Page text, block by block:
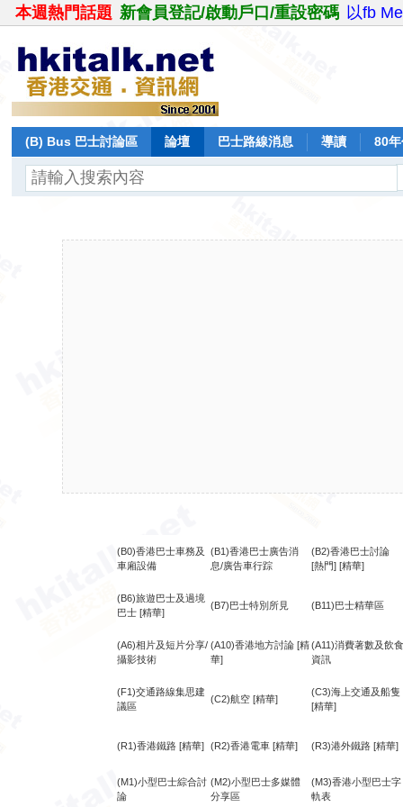
本週熱門話題 新會員登記/啟動戶口/重設密碼 以fb
(B) Bus 巴士討論區 論壇 巴士路線消息 導讀 80
(B0)香港巴士車務及
車廂設備
(B1)香港巴士廣告消
息/廣告車行踪
(B2)香港巴士討論
[熱門] [精華]
(B6)旅遊巴士及過境
巴士 [精華]
(B7)巴士特別所見 (B11)巴士精華區
(A6)相片及短片分享/
攝影技術
(A10)香港地方討論 [精
華]
(A11)消費著數及飲食
資訊
(F1)交通路線集思建
議區
(C2)航空 [精華]
(C3)海上交通及船隻
[精華]
(R1)香港鐵路 [精華] (R2)香港電車 [精華] (R3)港外鐵路 [精華]
(M1)小型巴士綜合討
論
(M2)小型巴士多媒體
分享區
(M3)香港小型巴士字
軌表